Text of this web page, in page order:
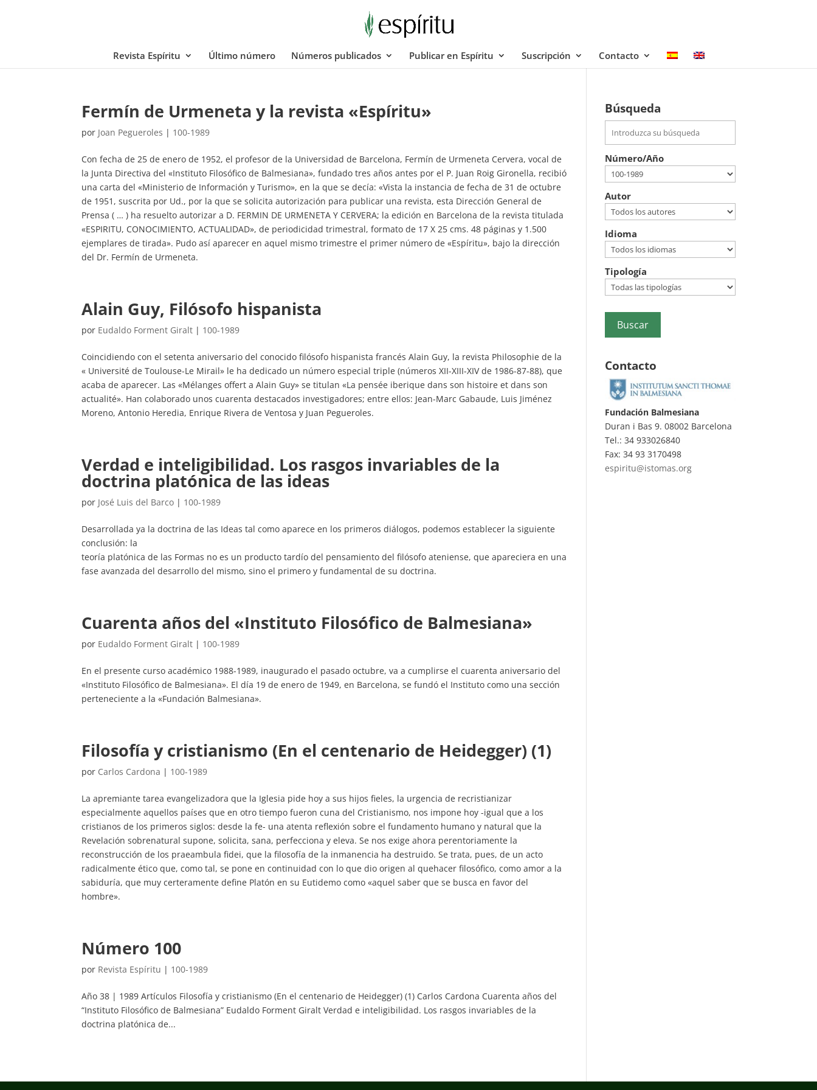
Revista Espíritu Último número Números publicados Publicar en Espíritu Suscripción Contacto
Fermín de Urmeneta y la revista «Espíritu»
por Joan Pegueroles | 100-1989
Con fecha de 25 de enero de 1952, el profesor de la Universidad de Barcelona, Fermín de Urmeneta Cervera, vocal de
la Junta Directiva del «Instituto Filosófico de Balmesiana», fundado tres años antes por el P. Juan Roig Gironella, recibió
una carta del «Ministerio de Información y Turismo», en la que se decía: «Vista la instancia de fecha de 31 de octubre
de 1951, suscrita por Ud., por la que se solicita autorización para publicar una revista, esta Dirección General de
Prensa ( … ) ha resuelto autorizar a D. FERMIN DE URMENETA Y CERVERA; la edición en Barcelona de la revista titulada
«ESPIRITU, CONOCIMIENTO, ACTUALIDAD», de periodicidad trimestral, formato de 17 X 25 cms. 48 páginas y 1.500
ejemplares de tirada». Pudo así aparecer en aquel mismo trimestre el primer número de «Espíritu», bajo la dirección
del Dr. Fermín de Urmeneta.
Alain Guy, Filósofo hispanista
por Eudaldo Forment Giralt | 100-1989
Coincidiendo con el setenta aniversario del conocido filósofo hispanista francés Alain Guy, la revista Philosophie de la
« Université de Toulouse-Le Mirail» le ha dedicado un número especial triple (números XII-XIII-XIV de 1986-87-88), que
acaba de aparecer. Las «Mélanges offert a Alain Guy» se titulan «La pensée iberique dans son histoire et dans son
actualité». Han colaborado unos cuarenta destacados investigadores; entre ellos: Jean-Marc Gabaude, Luis Jiménez
Moreno, Antonio Heredia, Enrique Rivera de Ventosa y Juan Pegueroles.
Verdad e inteligibilidad. Los rasgos invariables de la
doctrina platónica de las ideas
por José Luis del Barco | 100-1989
Desarrollada ya la doctrina de las Ideas tal como aparece en los primeros diálogos, podemos establecer la siguiente
conclusión: la
teoría platónica de las Formas no es un producto tardío del pensamiento del filósofo ateniense, que apareciera en una
fase avanzada del desarrollo del mismo, sino el primero y fundamental de su doctrina.
Cuarenta años del «Instituto Filosófico de Balmesiana»
por Eudaldo Forment Giralt | 100-1989
En el presente curso académico 1988-1989, inaugurado el pasado octubre, va a cumplirse el cuarenta aniversario del
«Instituto Filosófico de Balmesiana». El día 19 de enero de 1949, en Barcelona, se fundó el Instituto como una sección
perteneciente a la «Fundación Balmesiana».
Filosofía y cristianismo (En el centenario de Heidegger) (1)
por Carlos Cardona | 100-1989
La apremiante tarea evangelizadora que la Iglesia pide hoy a sus hijos fieles, la urgencia de recristianizar
especialmente aquellos países que en otro tiempo fueron cuna del Cristianismo, nos impone hoy -igual que a los
cristianos de los primeros siglos: desde la fe- una atenta reflexión sobre el fundamento humano y natural que la
Revelación sobrenatural supone, solicita, sana, perfecciona y eleva. Se nos exige ahora perentoriamente la
reconstrucción de los praeambula fidei, que la filosofía de la inmanencia ha destruido. Se trata, pues, de un acto
radicalmente ético que, como tal, se pone en continuidad con lo que dio origen al quehacer filosófico, como amor a la
sabiduría, que muy certeramente define Platón en su Eutidemo como «aquel saber que se busca en favor del
hombre».
Número 100
por Revista Espíritu | 100-1989
Año 38 | 1989 Artículos Filosofía y cristianismo (En el centenario de Heidegger) (1) Carlos Cardona Cuarenta años del
“Instituto Filosófico de Balmesiana” Eudaldo Forment Giralt Verdad e inteligibilidad. Los rasgos invariables de la
doctrina platónica de...
Búsqueda
Número/Año
Autor
Idioma
Tipología
Contacto
Fundación Balmesiana
Duran i Bas 9. 08002 Barcelona
Tel.: 34 933026840
Fax: 34 93 3170498
espiritu@istomas.org